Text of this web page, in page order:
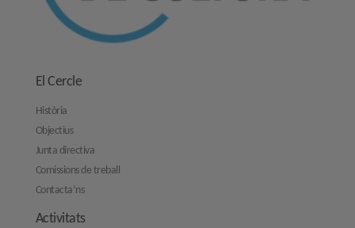
El Cercle
Història
Objectius
Junta directiva
Comissions de treball
Contacta’ns
Activitats